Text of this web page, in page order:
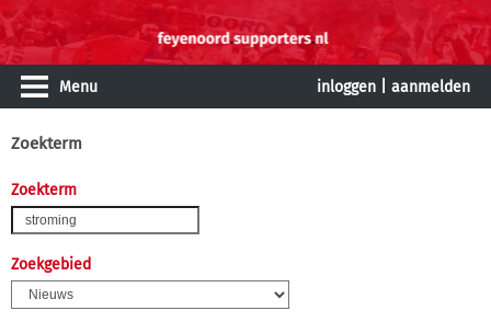
Menu inloggen aanmelden
Zoekterm
Zoekterm
Zoekgebied